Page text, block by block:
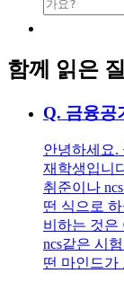
함께 읽은
Q. 금융공
안녕하세요.
재학생입니
취준이나
떤 식으로
비하는 것은
ncs같은 시
떤 마인드가